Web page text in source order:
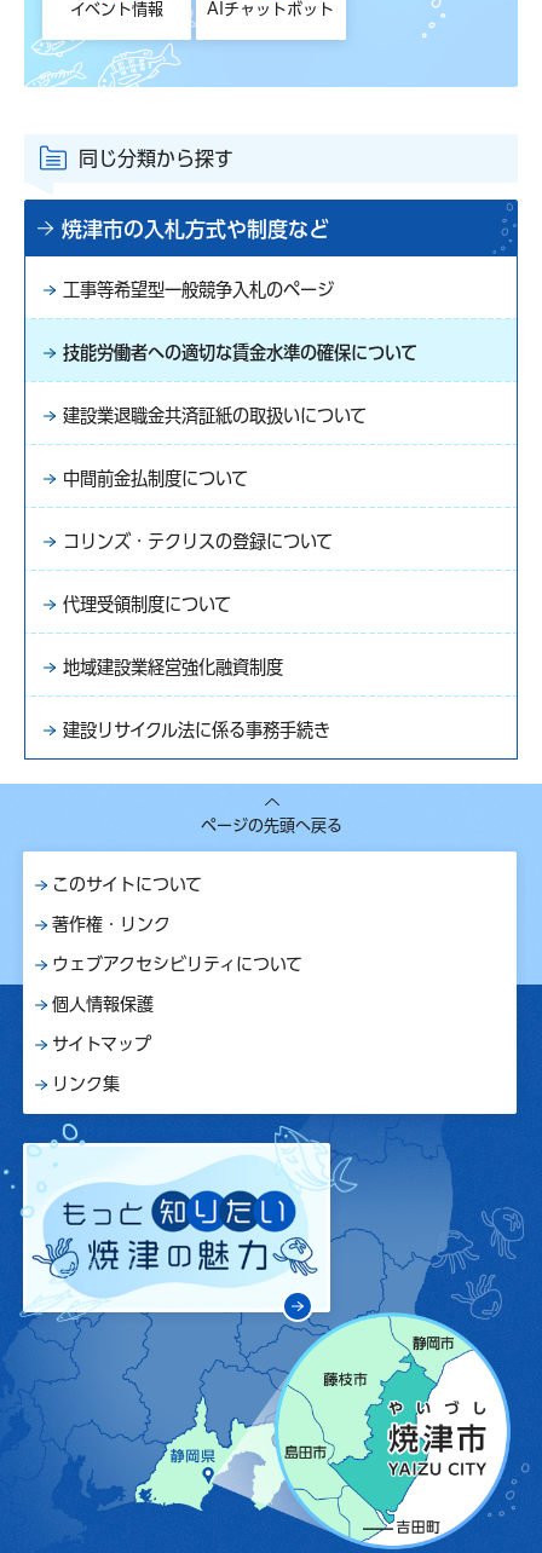
イベント情報 AIチャットボット
同じ分類から探す
焼津市の入札方式や制度など
工事等希望型一般競争入札のページ
技能労働者への適切な賃金水準の確保について
建設業退職金共済証紙の取扱いについて
中間前金払制度について
コリンズ・テクリスの登録について
代理受領制度について
地域建設業経営強化融資制度
建設リサイクル法に係る事務手続き
ページの先頭へ戻る
このサイトについて
著作権・リンク
ウェブアクセシビリティについて
個人情報保護
サイトマップ
リンク集